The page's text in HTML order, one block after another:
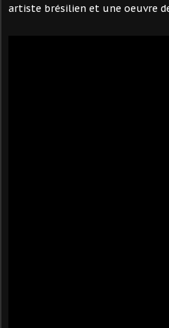
artiste brésilien et une oeuvre